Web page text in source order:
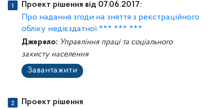
Проект рішення від 07.06.2017:
Про надання згоди на зняття з реєстраційного
обліку недієздатної *** *** ***
Джерело: Управління праці та соціального
захисту населення
Завантажити
Проект рішення